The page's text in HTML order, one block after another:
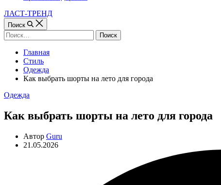
ЛАСТ-ТРЕНД
Поиск
Найти:
Главная
Стиль
Одежда
Как выбрать шорты на лето для города
Рубрики
Одежда
Как выбрать шорты на лето для города
Автор Guru
21.05.2026